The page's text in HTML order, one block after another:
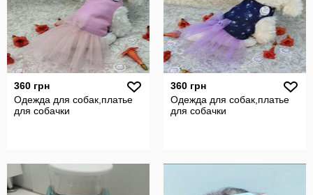
360 грн
Одежда для собак,платье
для собачки
360 грн
Одежда для собак,платье
для собачки